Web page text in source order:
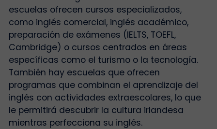
escuelas ofrecen cursos especializados,
como inglés comercial, inglés académico,
preparación de exámenes (IELTS, TOEFL,
Cambridge) o cursos centrados en áreas
específicas como el turismo o la tecnología.
También hay escuelas que ofrecen
programas que combinan el aprendizaje del
inglés con actividades extraescolares, lo que
le permitirá descubrir la cultura irlandesa
mientras perfecciona su inglés.